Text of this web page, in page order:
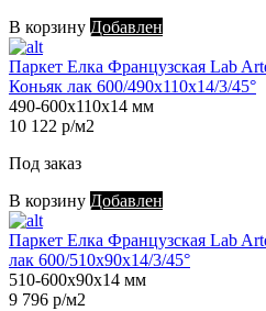
В корзину Добавлен
Паркет Елка Французская Lab
Коньяк лак 600/490х110х14/3/45°
490-600х110х14 мм
10 122 р/м2
Под заказ
В корзину Добавлен
Паркет Елка Французская Lab
лак 600/510х90х14/3/45°
510-600х90х14 мм
9 796 р/м2